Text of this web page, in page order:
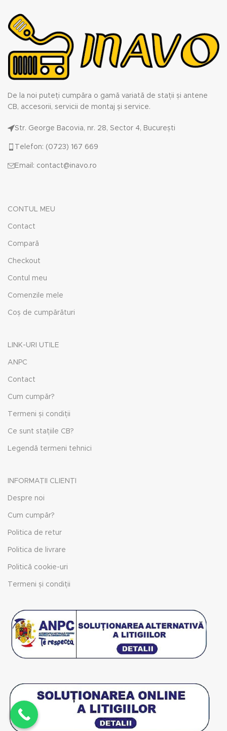
De la noi puteți cumpăra o gamă variată de stații și antene
CB, accesorii, servicii de montaj și service.
Str. George Bacovia, nr. 28, Sector 4, București
Telefon: (0723) 167 669
Email: contact@inavo.ro
CONTUL MEU
Contact
Compară
Checkout
Contul meu
Comenzile mele
Coș de cumpărături
LINK-URI UTILE
ANPC
Contact
Cum cumpăr?
Termeni și condiții
Ce sunt stațiile CB?
Legendă termeni tehnici
INFORMAȚII CLIENȚI
Despre noi
Cum cumpăr?
Politica de retur
Politica de livrare
Politică cookie-uri
Termeni și condiții